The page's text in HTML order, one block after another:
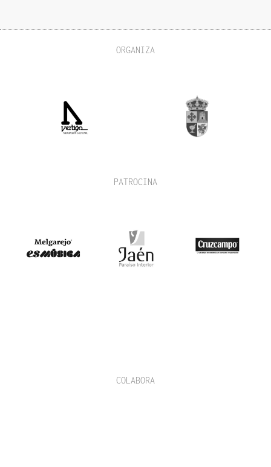
ORGANIZA
PATROCINA
COLABORA